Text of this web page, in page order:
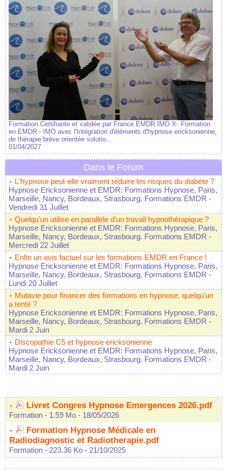
Formation Certifiante et validée par France EMDR IMO ®. Formation
en EMDR - IMO avec l'Intégration d'éléments d'hypnose ericksonienne,
de thérapie brève orientée solutio...
01/04/2027
Dans le Forum
L'hypnose peut-elle vraiment réduire les risques du diabète ?
Hypnose Ericksonienne et EMDR: Formations Hypnose, Paris,
Marseille, Nancy, Bordeaux, Strasbourg. Formations EMDR -
Vendredi 31 Juillet
Quelqu'un utilise en parallèle d'un travail hypnothérapique ?
Hypnose Ericksonienne et EMDR: Formations Hypnose, Paris,
Marseille, Nancy, Bordeaux, Strasbourg. Formations EMDR -
Mercredi 22 Juillet
Enfin un avis factuel sur les formations EMDR en France !
Hypnose Ericksonienne et EMDR: Formations Hypnose, Paris,
Marseille, Nancy, Bordeaux, Strasbourg. Formations EMDR -
Lundi 20 Juillet
Mutavie pour financer des formations en hypnose, quelqu'un
a tenté ?
Hypnose Ericksonienne et EMDR: Formations Hypnose, Paris,
Marseille, Nancy, Bordeaux, Strasbourg. Formations EMDR -
Mardi 2 Juin
Discopathie C5 et hypnose ericksonienne
Hypnose Ericksonienne et EMDR: Formations Hypnose, Paris,
Marseille, Nancy, Bordeaux, Strasbourg. Formations EMDR -
Mardi 2 Juin
Livret Congres Hypnose Emergences 2026.pdf
Formation - 1.59 Mo - 18/05/2026
Formation Hypnose Médicale en
Radiodiagnostic et Radiotherapie.pdf
Formation - 223.36 Ko - 21/10/2025